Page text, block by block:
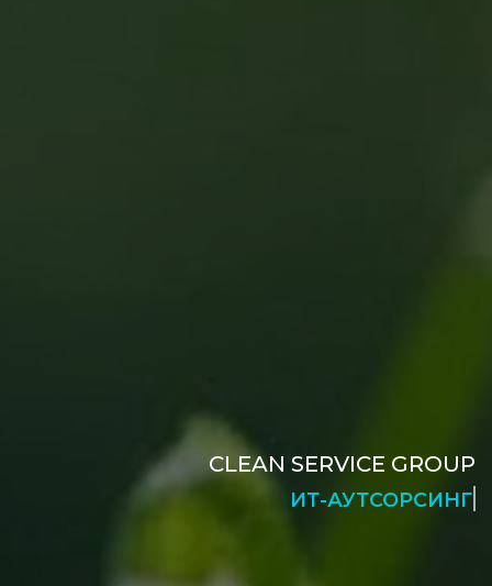
CLEAN SERVICE GROUP
КЛИНИНГОВЫЕ УСЛУГИ